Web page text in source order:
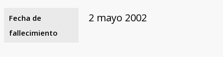
Fecha de
fallecimiento
2 mayo 2002